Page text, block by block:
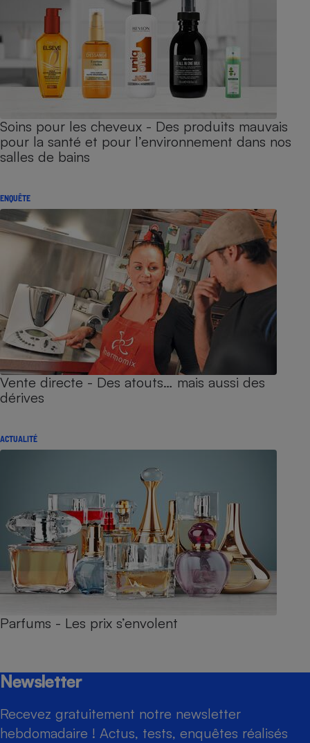
Soins pour les cheveux - Des produits mauvais
pour la santé et pour l’environnement dans nos
salles de bains
ENQUÊTE
Vente directe - Des atouts… mais aussi des
dérives
ACTUALITÉ
Parfums - Les prix s’envolent
Newsletter
Recevez gratuitement notre newsletter
hebdomadaire ! Actus, tests, enquêtes réalisés